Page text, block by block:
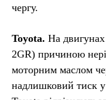
чергу.
Toyota. На
2GR) причиною
моторним маслом
надлишковий тиск у